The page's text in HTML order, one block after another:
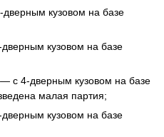
кузовом на базе
кузовом на базе
с 4-дверным кузовом на базе
малая партия;
кузовом на базе